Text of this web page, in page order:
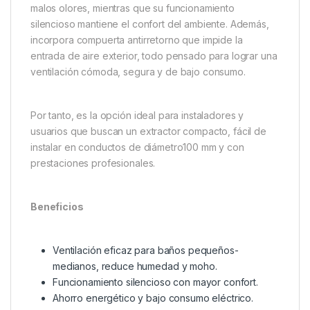
malos olores, mientras que su funcionamiento
silencioso mantiene el confort del ambiente. Además,
incorpora compuerta antirretorno que impide la
entrada de aire exterior, todo pensado para lograr una
ventilación cómoda, segura y de bajo consumo.
Por tanto, es la opción ideal para instaladores y
usuarios que buscan un extractor compacto, fácil de
instalar en conductos de diámetro100 mm y con
prestaciones profesionales.
Beneficios
Ventilación eficaz para baños pequeños-
medianos, reduce humedad y moho.
Funcionamiento silencioso con mayor confort.
Ahorro energético y bajo consumo eléctrico.